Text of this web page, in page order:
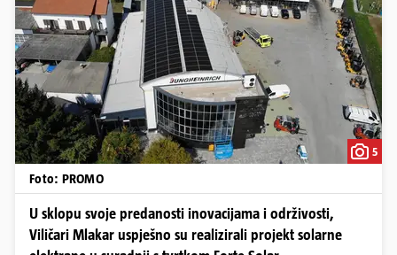
5
Foto: PROMO
U sklopu svoje predanosti inovacijama i održivosti,
Viličari Mlakar uspješno su realizirali projekt solarne